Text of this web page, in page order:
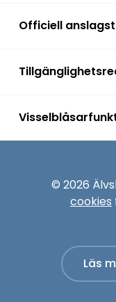
Officiell
© 2026
cookies
Läs